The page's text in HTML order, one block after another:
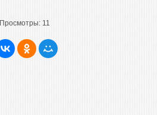
Просмотры: 11